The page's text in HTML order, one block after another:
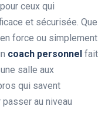
ceux qui
et sécurisée. Que
force ou simplement
coach personnel fait
salle aux
qui savent
au niveau